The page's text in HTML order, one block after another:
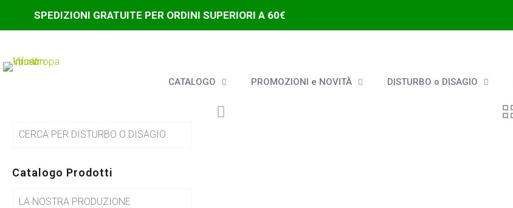
SPEDIZIONI GRATUITE PER ORDINI SUPERIORI A 60€
CATALOGO PROMOZIONI e NOVITÀ DISTURBO o DISAGIO
CERCA PER DISTURBO O DISAGIO
Catalogo Prodotti
LA NOSTRA PRODUZIONE